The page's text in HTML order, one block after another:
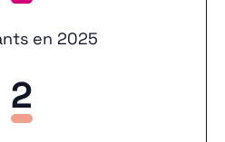
en 2025
2